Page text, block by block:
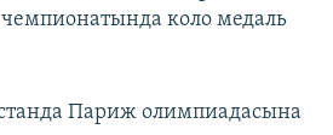
коло медаль
Париж олимпиадасына